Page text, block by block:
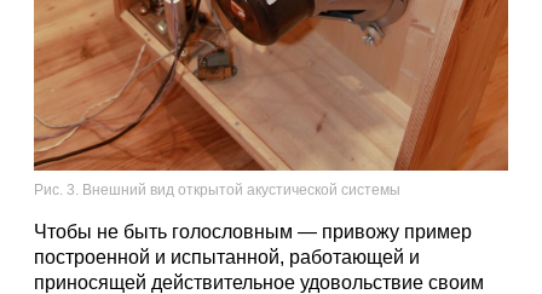
Рис. 3. Внешний вид открытой акустической системы
Чтобы не быть голословным — привожу пример
построенной и испытанной, работающей и
приносящей действительное удовольствие своим